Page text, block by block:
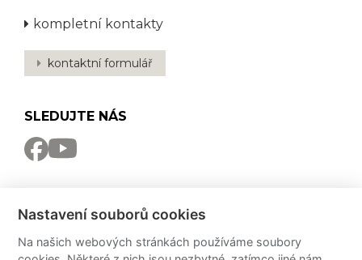
kompletní kontakty
kontaktní formulář
SLEDUJTE NÁS
Nastavení souborů cookies
Na našich webových stránkách používáme soubory